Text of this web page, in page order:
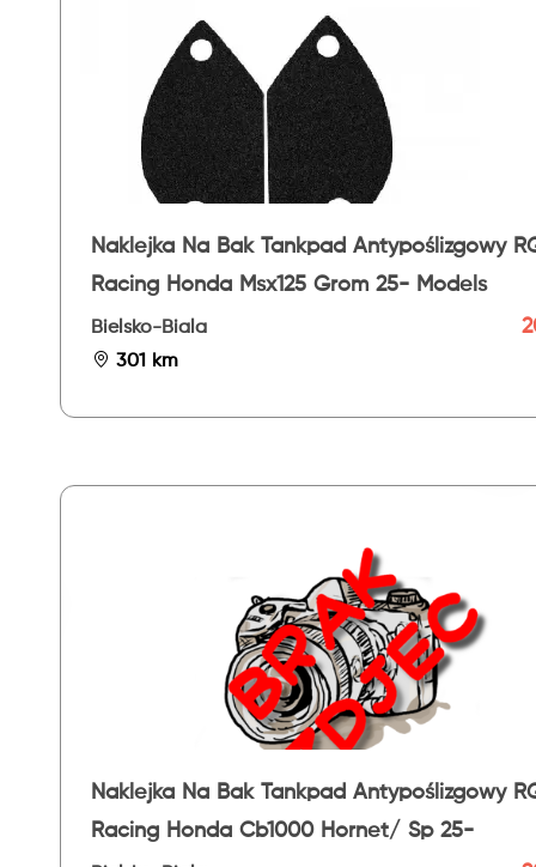
Naklejka Na Bak Tankpad Antypoślizgowy
Racing Honda Msx125 Grom 25- Models
Bielsko-Biala
301 km
Naklejka Na Bak Tankpad Antypoślizgowy
Racing Honda Cb1000 Hornet/ Sp 25-